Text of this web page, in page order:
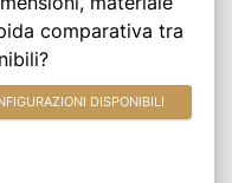
comparativa tra
DISPONIBILI